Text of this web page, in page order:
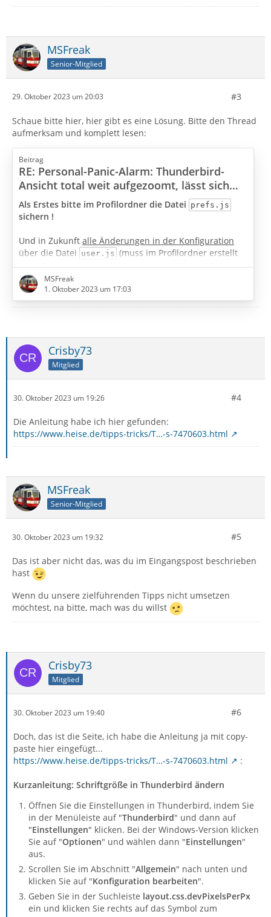
MSFreak
Senior-Mitglied
29. Oktober 2023 um 20:03 #3
Schaue bitte hier, hier gibt es eine Lösung. Bitte den Thread
aufmerksam und komplett lesen:
Beitrag
RE: Personal-Panic-Alarm: Thunderbird-
Ansicht total weit aufgezoomt, lässt sich
nicht mehr zurückzoomen. Bedienung jetzt
unmöglich.
Als Erstes bitte im Profilordner die Datei prefs.js
sichern !
Und in Zukunft alle Änderungen in der Konfiguration
über die Datei user.js (muss im Profilordner erstellt
werden) machen, was dann z.B. so aussehen würde.
Um zur Standardgröße zurückzukehren, heißt der
Eintrag:
MSFreak
1. Oktober 2023 um 17:03
Crisby73
Mitglied
30. Oktober 2023 um 19:26 #4
Die Anleitung habe ich hier gefunden:
https://www.heise.de/tipps-tricks/T…-s-7470603.html
MSFreak
Senior-Mitglied
30. Oktober 2023 um 19:32 #5
Das ist aber nicht das, was du im Eingangspost beschrieben
hast
Wenn du unsere zielführenden Tipps nicht umsetzen
möchtest, na bitte, mach was du willst
Crisby73
Mitglied
30. Oktober 2023 um 19:40 #6
Doch, das ist die Seite, ich habe die Anleitung ja mit copy-
paste hier eingefügt...
https://www.heise.de/tipps-tricks/T…-s-7470603.html
:
Kurzanleitung: Schriftgröße in Thunderbird ändern
Öffnen Sie die Einstellungen in Thunderbird, indem Sie
in der Menüleiste auf "Thunderbird" und dann auf
"Einstellungen" klicken. Bei der Windows-Version klicken
Sie auf "Optionen" und wählen dann "Einstellungen"
aus.
Scrollen Sie im Abschnitt "Allgemein" nach unten und
klicken Sie auf "Konfiguration bearbeiten".
Geben Sie in der Suchleiste layout.css.devPixelsPerPx
ein und klicken Sie rechts auf das Symbol zum